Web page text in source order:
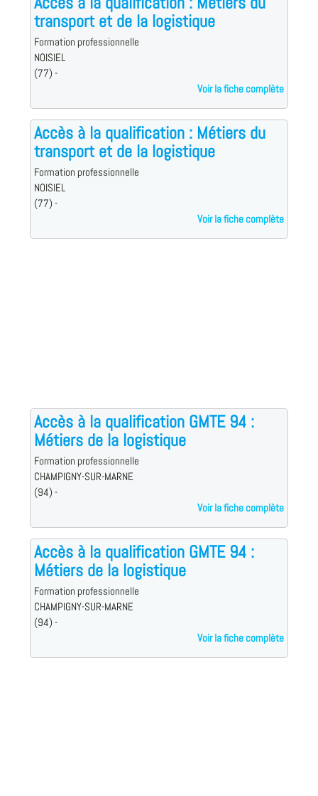
transport et de la logistique
Formation professionnelle
NOISIEL
(77) -
Voir la fiche complète
Accès à la qualification : Métiers du
transport et de la logistique
Formation professionnelle
NOISIEL
(77) -
Voir la fiche complète
Accès à la qualification GMTE 94 :
Métiers de la logistique
Formation professionnelle
CHAMPIGNY-SUR-MARNE
(94) -
Voir la fiche complète
Accès à la qualification GMTE 94 :
Métiers de la logistique
Formation professionnelle
CHAMPIGNY-SUR-MARNE
(94) -
Voir la fiche complète